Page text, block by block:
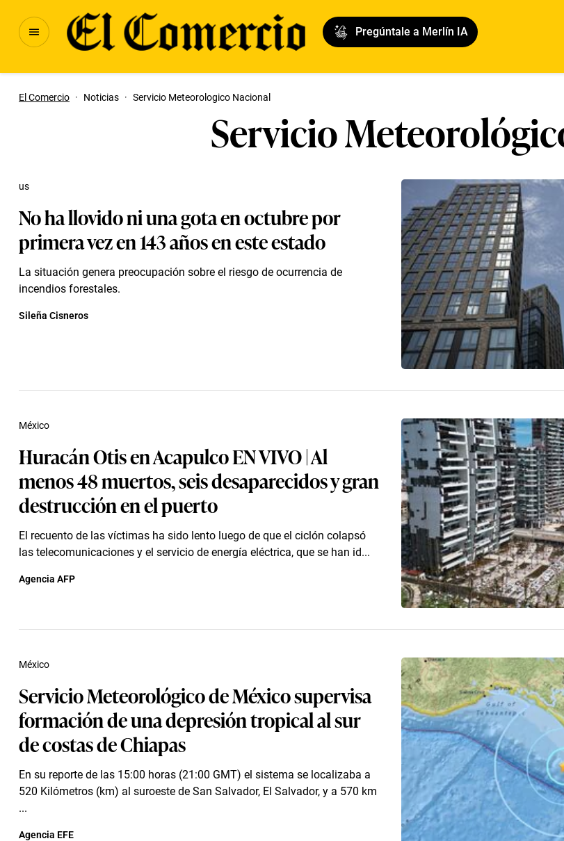
Pregúntale a Merlín IA
El Comercio · Noticias · Servicio Meteorologico Nacional
Servicio
No ha llovido ni una gota en octubre por
primera vez en 143 años en este estado
La situación genera preocupación sobre el riesgo de ocurrencia de
incendios forestales.
us
Sileña Cisneros
Huracán Otis en Acapulco EN VIVO | Al
menos 48 muertos, seis desaparecidos y gran
destrucción en el puerto
El recuento de las víctimas ha sido lento luego de que el ciclón colapsó
las telecomunicaciones y el servicio de energía eléctrica, que se han id...
México
Agencia AFP
Servicio Meteorológico de México supervisa
formación de una depresión tropical al sur
de costas de Chiapas
En su reporte de las 15:00 horas (21:00 GMT) el sistema se localizaba a
520 Kilómetros (km) al suroeste de San Salvador, El Salvador, y a 570 km
...
México
Agencia EFE